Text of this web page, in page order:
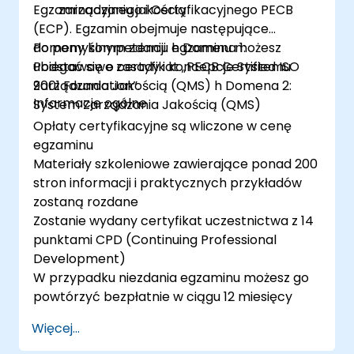
zarządzaniu jakością
Egzaminacyjnego i Certyfikacyjnego PECB
(ECP). Egzamin obejmuje następujące
domeny kompetencji: h Domena 1:
Podstawowe zasady i koncepcje Systemu
Zarządzania Jakością (QMS) h Domena 2:
System Zarządzania Jakością (QMS)
Po pomyślnym zdaniu egzaminu możesz
ubiegać się o certyfikat „PECB Certified ISO
9001 Foundation”.
Informacje ogólne
Opłaty certyfikacyjne są wliczone w cenę
egzaminu
Materiały szkoleniowe zawierające ponad 200
stron informacji i praktycznych przykładów
zostaną rozdane
Zostanie wydany certyfikat uczestnictwa z 14
punktami CPD (Continuing Professional
Development)
W przypadku niezdania egzaminu możesz go
powtórzyć bezpłatnie w ciągu 12 miesięcy
Więcej...